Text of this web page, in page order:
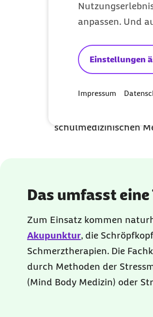
anpassen. Und
Einstellungen
Impressum
Welche
TCM-
behandeln, verfolgt
schulmedizinischen
Das umfasst eine
Zum Einsatz kommen
Akupunktur, die
Schmerztherapien. Die
durch Methoden der
(Mind Body Medizin) oder